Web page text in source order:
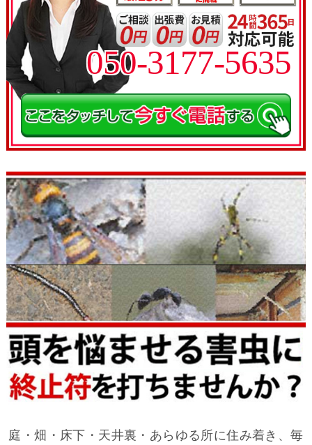
050-3177-5635
庭・畑・床下・天井裏・あらゆる所に住み着き、毎